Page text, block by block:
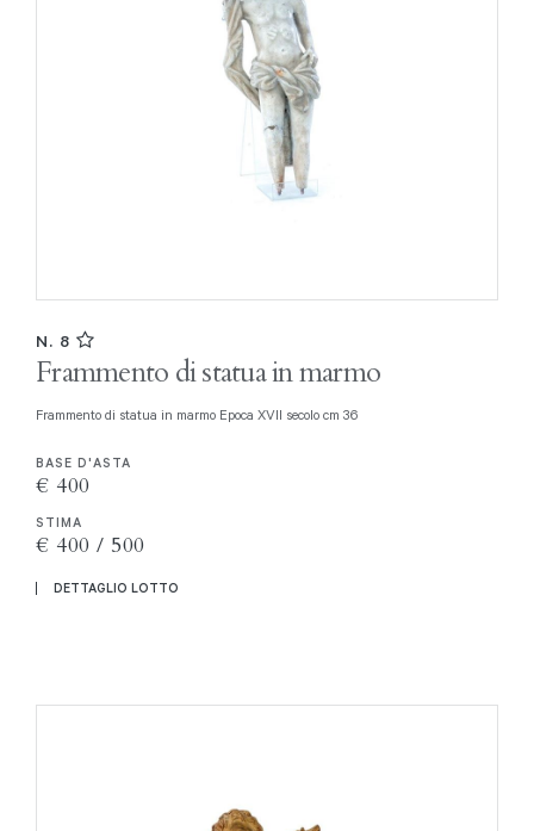
N. 8
Frammento di statua in marmo
Frammento di statua in marmo Epoca XVII secolo cm 36
BASE D'ASTA
€ 400
STIMA
€ 400 / 500
DETTAGLIO LOTTO